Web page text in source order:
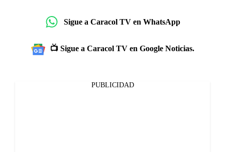
Sigue a Caracol TV en WhatsApp
📺 Sigue a Caracol TV en Google Noticias.
PUBLICIDAD